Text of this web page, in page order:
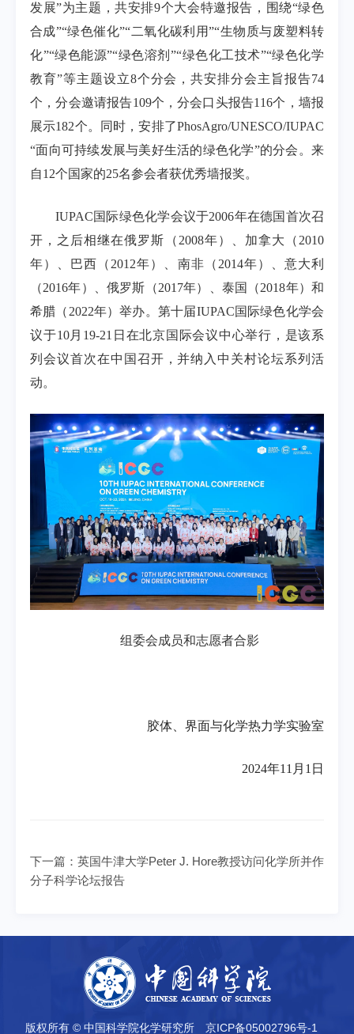
发展”为主题，共安排9个大会特邀报告，围绕“绿色
合成”“绿色催化”“二氧化碳利用”“生物质与废塑料转
化”“绿色能源”“绿色溶剂”“绿色化工技术”“绿色化学
教育”等主题设立8个分会，共安排分会主旨报告74
个，分会邀请报告109个，分会口头报告116个，墙报
展示182个。同时，安排了PhosAgro/UNESCO/IUPAC
“面向可持续发展与美好生活的绿色化学”的分会。来
自12个国家的25名参会者获优秀墙报奖。
IUPAC国际绿色化学会议于2006年在德国首次召
开，之后相继在俄罗斯（2008年）、加拿大（2010
年）、巴西（2012年）、南非（2014年）、意大利
（2016年）、俄罗斯（2017年）、泰国（2018年）和
希腊（2022年）举办。第十届IUPAC国际绿色化学会
议于10月19-21日在北京国际会议中心举行，是该系
列会议首次在中国召开，并纳入中关村论坛系列活
动。
组委会成员和志愿者合影
胶体、界面与化学热力学实验室
2024年11月1日
下一篇： 英国牛津大学Peter J. Hore教授访问化学所并作
分子科学论坛报告
版权所有 © 中国科学院化学研究所 京ICP备05002796号-1